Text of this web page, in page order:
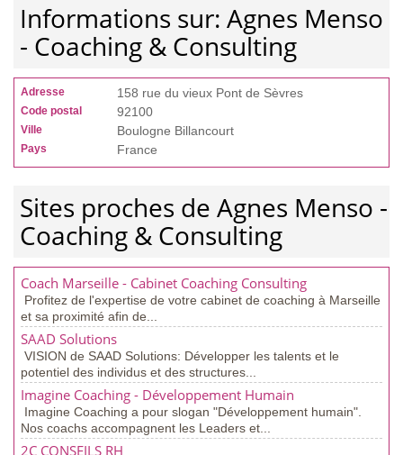
Informations sur: Agnes Menso
- Coaching & Consulting
Adresse 158 rue du vieux Pont de Sèvres
Code postal 92100
Ville Boulogne Billancourt
Pays France
Sites proches de Agnes Menso -
Coaching & Consulting
Coach Marseille - Cabinet Coaching Consulting
Profitez de l'expertise de votre cabinet de coaching à Marseille
et sa proximité afin de...
SAAD Solutions
VISION de SAAD Solutions: Développer les talents et le
potentiel des individus et des structures...
Imagine Coaching - Développement Humain
Imagine Coaching a pour slogan "Développement humain".
Nos coachs accompagnent les Leaders et...
2C CONSEILS RH